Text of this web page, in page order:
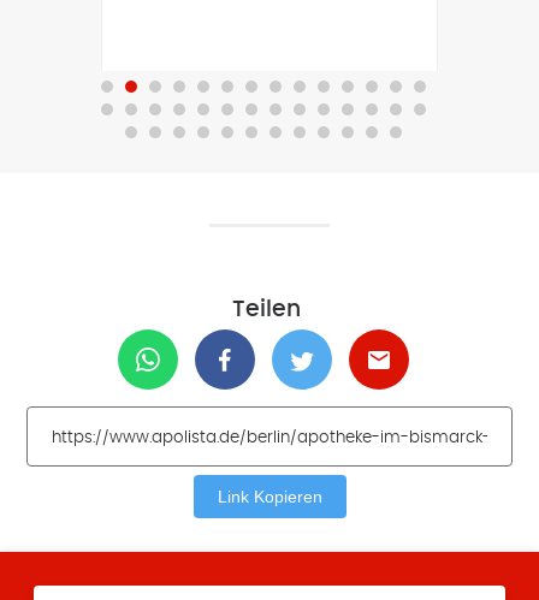
Teilen
Link Kopieren